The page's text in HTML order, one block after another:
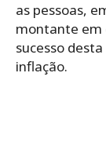
as pessoas,
montante em
sucesso
inflação.